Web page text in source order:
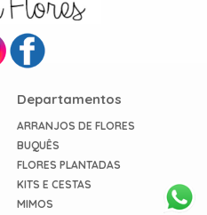
Departamentos
ARRANJOS DE FLORES
BUQUÊS
FLORES PLANTADAS
KITS E CESTAS
MIMOS